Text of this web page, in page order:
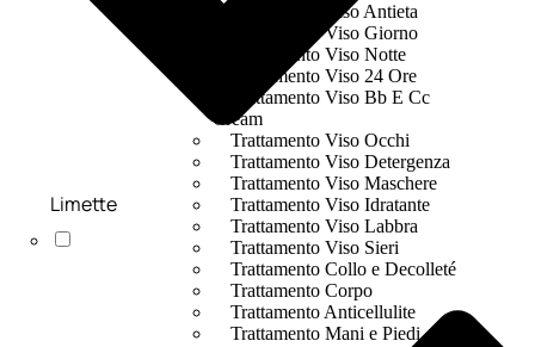
Trattamento Viso Antieta
Trattamento Viso Giorno
Trattamento Viso Notte
Trattamento Viso 24 Ore
Trattamento Viso Bb E Cc
Cream
Trattamento Viso Occhi
Trattamento Viso Detergenza
Trattamento Viso Maschere
Trattamento Viso Idratante
Trattamento Viso Labbra
Trattamento Viso Sieri
Trattamento Collo e Decolleté
Trattamento Corpo
Trattamento Anticellulite
Trattamento Mani e Piedi
Limette